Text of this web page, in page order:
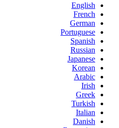
English
French
German
Portuguese
Spanish
Russian
Japanese
Korean
Arabic
Irish
Greek
Turkish
Italian
Danish